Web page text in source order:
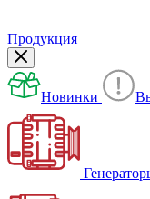
Продукция
Новинки